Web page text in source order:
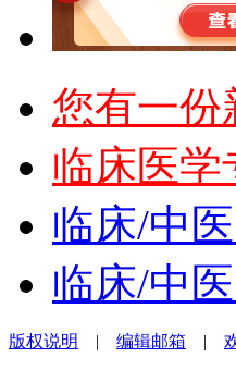
您有一份
临床医学
临床/中
临床/中
版权说明 | 编辑邮箱 |